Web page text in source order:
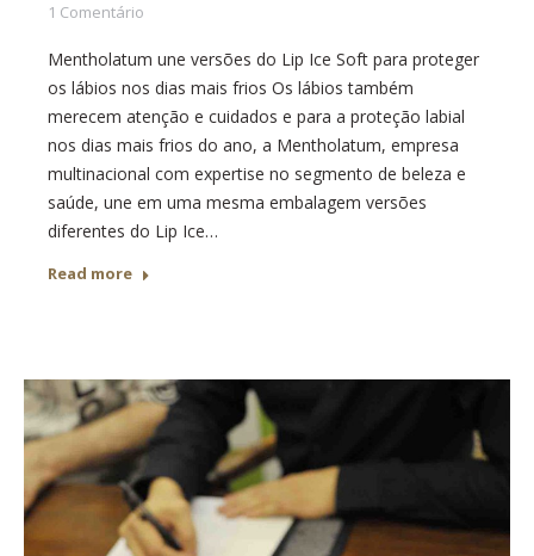
1 Comentário
Mentholatum une versões do Lip Ice Soft para proteger
os lábios nos dias mais frios Os lábios também
merecem atenção e cuidados e para a proteção labial
nos dias mais frios do ano, a Mentholatum, empresa
multinacional com expertise no segmento de beleza e
saúde, une em uma mesma embalagem versões
diferentes do Lip Ice…
Read more